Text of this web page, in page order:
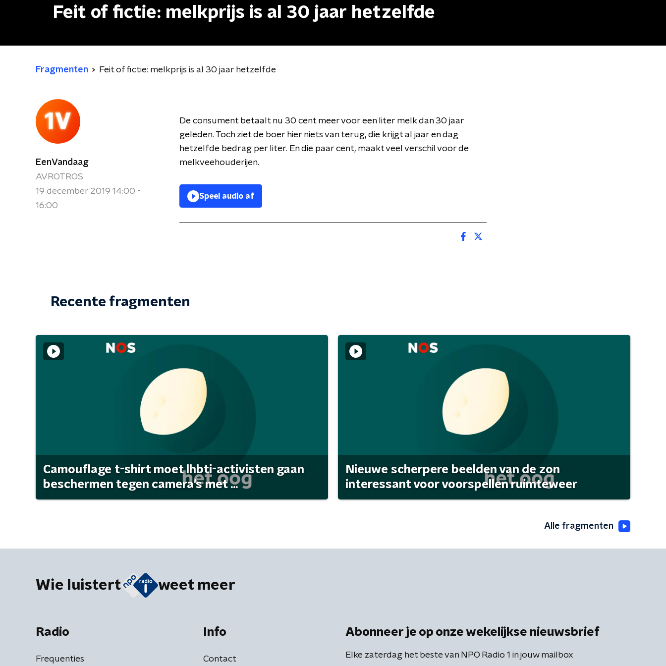
Feit of fictie: melkprijs is al 30 jaar hetzelfde
Fragmenten Feit of fictie: melkprijs is al 30 jaar hetzelfde
EenVandaag
AVROTROS
19 december 2019 14:00 -
16:00
De consument betaalt nu 30 cent meer voor een liter melk dan 30 jaar
geleden. Toch ziet de boer hier niets van terug, die krijgt al jaar en dag
hetzelfde bedrag per liter. En die paar cent, maakt veel verschil voor de
melkveehouderijen.
Speel audio af
Recente fragmenten
Camouflage t-shirt moet lhbti-activisten gaan
beschermen tegen camera's met ...
Nieuwe scherpere beelden van de zon
interessant voor voorspellen ruimteweer
Alle fragmenten
Wie luistert weet meer
Radio
Frequenties
Info
Contact
Abonneer je op onze wekelijkse nieuwsbrief
Elke zaterdag het beste van NPO Radio 1 in jouw mailbox